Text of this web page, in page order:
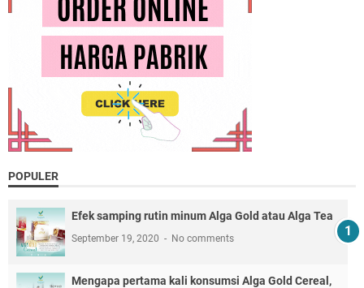
POPULER
Efek samping rutin minum Alga Gold atau Alga Tea
September 19, 2020 No comments
Mengapa pertama kali konsumsi Alga Gold Cereal,